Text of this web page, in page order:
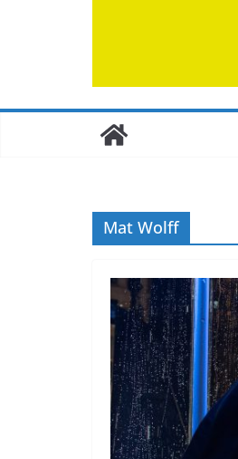
Mat Wolff